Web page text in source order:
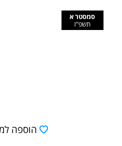
סמסטר א
תשפ"ז
הוספה